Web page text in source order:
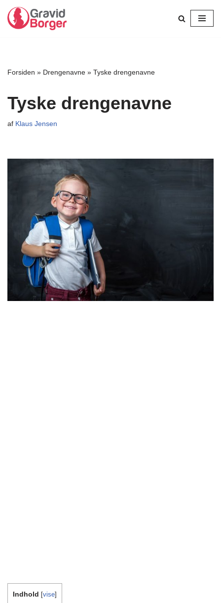
Spring
Forsiden » Drengenavne » Tyske drengenavne
Tyske drengenavne
af Klaus Jensen
Indhold [vise]